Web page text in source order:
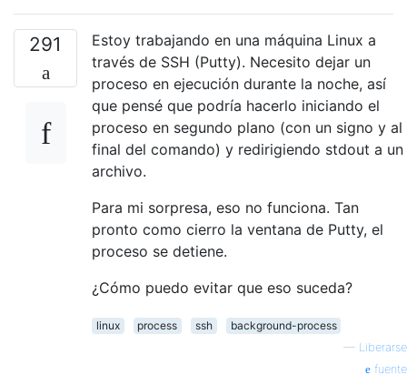
291
Estoy trabajando en una máquina Linux a
través de SSH (Putty). Necesito dejar un
proceso en ejecución durante la noche, así
que pensé que podría hacerlo iniciando el
proceso en segundo plano (con un signo y al
final del comando) y redirigiendo stdout a un
archivo.
Para mi sorpresa, eso no funciona. Tan
pronto como cierro la ventana de Putty, el
proceso se detiene.
¿Cómo puedo evitar que eso suceda?
linux process ssh
background-process
— Liberarse
fuente